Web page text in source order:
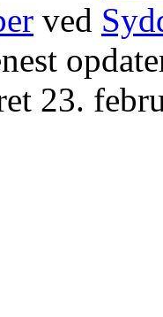
ved
23.